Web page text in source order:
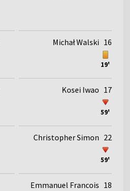
19'
Michał Walski 16
59'
Kosei Iwao 17
59'
Christopher Simon 22
Emmanuel Francois 18